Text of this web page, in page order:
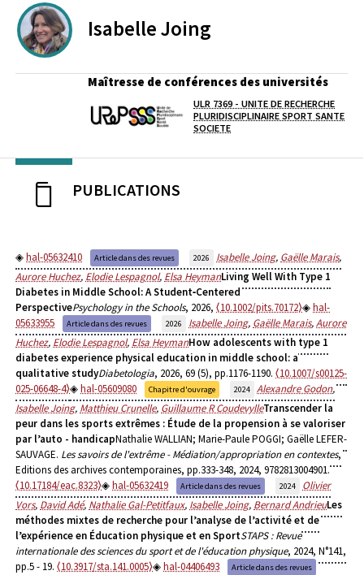
IsabelleJoing
Maîtresse de conférences des universités
Laboratoire / équipe
ULR 7369 - UNITE DE RECHERCHE
PLURIDISCIPLINAIRE SPORT SANTE
SOCIETE
PUBLICATIONS
hal-05632410 Article dans des revues 2026 Isabelle Joing, Gaëlle Marais,
Aurore Huchez, Elodie Lespagnol, Elsa HeymanLiving Well With Type 1
Diabetes in Middle School: A Student‐Centered
PerspectivePsychology in the Schools, 2026, ⟨10.1002/pits.70172⟩
hal-
05633955
Article dans des revues 2026 Isabelle Joing, Gaëlle Marais,Aurore
Huchez, Elodie Lespagnol, Elsa HeymanHow adolescents with type 1
diabetes experience physical education in middle school: a
qualitative studyDiabetologia, 2026, 69 (5), pp.1176-1190. ⟨10.1007/s00125-
025-06648-4⟩
hal-05609080 Chapitre d'ouvrage 2024 Alexandre Godon,
Isabelle Joing, Matthieu Crunelle, Guillaume R CoudevylleTranscender la
peur dans les sports extrêmes : Étude de la propension à se valoriser
par l’auto - handicapNathalie WALLIAN; Marie-Paule POGGI; Gaëlle LEFER-
SAUVAGE. Les savoirs de l'extrême - Médiation/appropriation en contextes,
Editions des archives contemporaines, pp.333-348, 2024, 9782813004901.
⟨10.17184/eac.8323⟩
hal-05632419 Article dans des revues 2024
Olivier
Vors, David Adé, Nathalie Gal-Petitfaux, Isabelle Joing, Bernard AndrieuLes
méthodes mixtes de recherche pour l’analyse de l’activité et de
l’expérience en Éducation physique et en SportSTAPS : Revue
internationale des sciences du sport et de l'éducation physique, 2024, N°141,
pp.5 - 19. ⟨10.3917/sta.141.0005⟩ hal-04406493
Article dans des revues